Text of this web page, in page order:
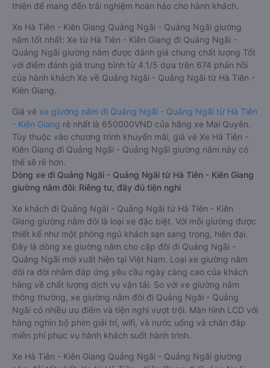
thiện để mang đến trải nghiệm hoàn hảo cho hành khách.
Xe Hà Tiên - Kiên Giang Quảng Ngãi - Quảng Ngãi giường
nằm tốt nhất: Xe từ Hà Tiên - Kiên Giang đi Quảng Ngãi -
Quảng Ngãi giường nằm được đánh giá chung chất lượng Tốt
với điểm đánh giá trung bình từ 4.1/5 dựa trên 674 phản hồi
của hành khách Xe về Quảng Ngãi - Quảng Ngãi từ Hà Tiên -
Kiên Giang.
Giá vé xe giường nằm đi Quảng Ngãi - Quảng Ngãi từ Hà Tiên
- Kiên Giang rẻ nhất là 650000VND của hãng xe Mai Quyên.
Tùy thuộc vào chương trình khuyến mãi, giá vé Xe Hà Tiên -
Kiên Giang đi Quảng Ngãi - Quảng Ngãi giường nằm này có
thể sẽ rẻ hơn.
Dòng xe đi Quảng Ngãi - Quảng Ngãi từ Hà Tiên - Kiên Giang
giường nằm đôi: Riêng tư, đầy đủ tiện nghi
Xe khách đi Quảng Ngãi - Quảng Ngãi từ Hà Tiên - Kiên
Giang giường nằm đôi là loại xe đặc biệt. Với mỗi giường được
thiết kế như một phòng ngủ khách sạn sang trọng, hiện đại.
Đây là dòng xe giường nằm cho cặp đôi đi Quảng Ngãi -
Quảng Ngãi mới xuất hiện tại Việt Nam. Loại xe giường nằm
đôi ra đời nhằm đáp ứng yêu cầu ngày càng cao của khách
hàng về chất lượng dịch vụ vận tải. So với xe giường nằm
thông thường, xe giường nằm đôi đi Quảng Ngãi - Quảng
Ngãi có nhiều ưu điểm và tiện nghi vượt trội. Màn hình LCD với
hàng nghìn bộ phim giải trí, wifi, và nước uống và chăn đắp
miễn phí phục vụ hành khách suốt hành trình.
Xe Hà Tiên - Kiên Giang Quảng Ngãi - Quảng Ngãi giường